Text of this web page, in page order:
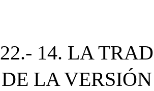
22.- 14. LA
DE LA